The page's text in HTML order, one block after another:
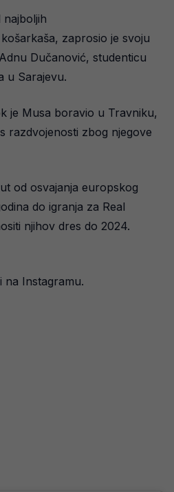
najboljih
zaprosio je svoju
Dučanović, studenticu
u Sarajevu.
je Musa boravio u Travniku,
razdvojenosti zbog njegove
od osvajanja europskog
do igranja za Real
njihov dres do 2024.
na Instagramu.